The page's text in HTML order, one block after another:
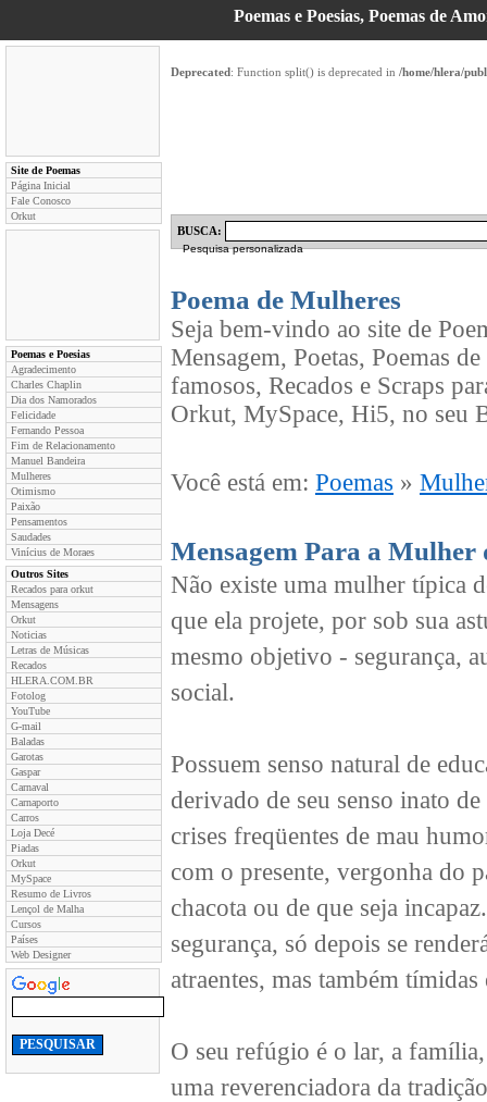
Poemas e Poesias, Poemas de
Site de Poemas
Página Inicial
Fale Conosco
Orkut
Poemas e Poesias
Agradecimento
Charles Chaplin
Dia dos Namorados
Felicidade
Fernando Pessoa
Fim de Relacionamento
Manuel Bandeira
Mulheres
Otimismo
Paixão
Pensamentos
Saudades
Vinícius de Moraes
Outros Sites
Recados para orkut
Mensagens
Orkut
Noticias
Letras de Músicas
Recados
HLERA.COM.BR
Fotolog
YouTube
G-mail
Baladas
Garotas
Gaspar
Carnaval
Carnaporto
Carros
Loja Decé
Piadas
Orkut
MySpace
Resumo de Livros
Lençol de Malha
Cursos
Países
Web Designer
Deprecated: Function split() is deprecated in /home/hlera/
BUSCA:
Pesquisa personalizada
Poema de Mulheres
Seja bem-vindo ao site de
Mensagem, Poetas, Poemas
famosos, Recados e Scraps
Orkut, MySpace, Hi5, no seu
Você está em: Poemas »
Mensagem Para a
Não existe uma mulher típica
que ela projete, por sob sua
mesmo objetivo - segurança,
social.
Possuem senso natural de
derivado de seu senso inato
crises freqüentes de mau
com o presente, vergonha do
chacota ou de que seja
segurança, só depois se
atraentes, mas também
O seu refúgio é o lar, a
uma reverenciadora da